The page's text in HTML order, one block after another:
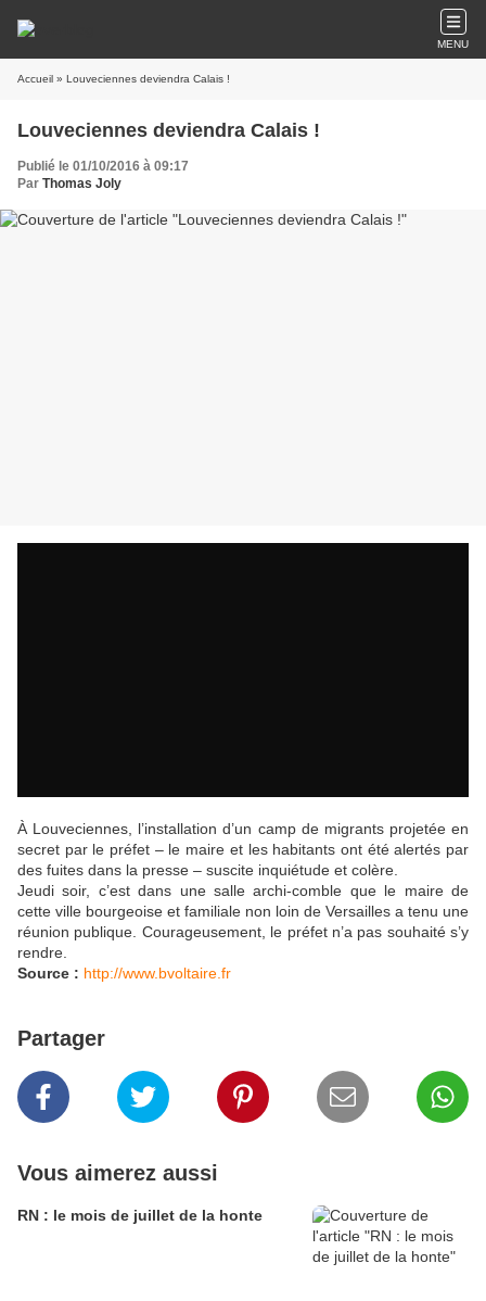
MENU
Accueil » Louveciennes deviendra Calais !
Louveciennes deviendra Calais !
Publié le 01/10/2016 à 09:17
Par Thomas Joly
À Louveciennes, l’installation d’un camp de migrants projetée en
secret par le préfet – le maire et les habitants ont été alertés par
des fuites dans la presse – suscite inquiétude et colère.
Jeudi soir, c’est dans une salle archi-comble que le maire de
cette ville bourgeoise et familiale non loin de Versailles a tenu une
réunion publique. Courageusement, le préfet n’a pas souhaité s’y
rendre.
Source : http://www.bvoltaire.fr
Partager
Vous aimerez aussi
RN : le mois de juillet de la honte